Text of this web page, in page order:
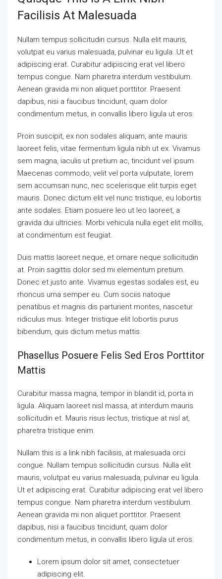
Facilisis At Malesuada
Nullam tempus sollicitudin cursus. Nulla elit mauris,
volutpat eu varius malesuada, pulvinar eu ligula. Ut et
adipiscing erat. Curabitur adipiscing erat vel libero
tempus congue. Nam pharetra interdum vestibulum.
Aenean gravida mi non aliquet porttitor. Praesent
dapibus, nisi a faucibus tincidunt, quam dolor
condimentum metus, in convallis libero ligula ut eros.
Proin suscipit, ex non sodales aliquam, ante mauris
laoreet felis, vitae fermentum ligula nibh ut ex. Vivamus
sem magna, iaculis ut pretium ac, tincidunt vel ipsum.
Maecenas commodo, velit vel porta vulputate, lorem
sem accumsan nunc, nec scelerisque elit turpis eget
mauris. Donec dictum elit vel nunc tristique, eu lobortis
ante sodales. Etiam posuere leo ut leo laoreet, a
gravida dui ultricies. Morbi vehicula nulla eget elit mollis,
at condimentum est feugiat.
Duis mattis laoreet neque, et ornare neque sollicitudin
at. Proin sagittis dolor sed mi elementum pretium.
Donec et justo ante. Vivamus egestas sodales est, eu
rhoncus urna semper eu. Cum sociis natoque
penatibus et magnis dis parturient montes, nascetur
ridiculus mus. Integer tristique elit lobortis purus
bibendum, quis dictum metus mattis.
Phasellus Posuere Felis Sed Eros Porttitor
Mattis
Curabitur massa magna, tempor in blandit id, porta in
ligula. Aliquam laoreet nisl massa, at interdum mauris
sollicitudin et. Mauris risus lectus, tristique at nisl at,
pharetra tristique enim.
Nullam this is a link nibh facilisis, at malesuada orci
congue. Nullam tempus sollicitudin cursus. Nulla elit
mauris, volutpat eu varius malesuada, pulvinar eu ligula.
Ut et adipiscing erat. Curabitur adipiscing erat vel libero
tempus congue. Nam pharetra interdum vestibulum.
Aenean gravida mi non aliquet porttitor. Praesent
dapibus, nisi a faucibus tincidunt, quam dolor
condimentum metus, in convallis libero ligula ut eros.
Lorem ipsum dolor sit amet, consectetuer
adipiscing elit.